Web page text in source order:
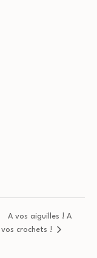
A vos aiguilles ! A
vos crochets !